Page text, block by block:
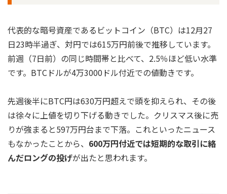
代表的な暗号資産であるビットコイン（BTC）は12月27
日23時半過ぎ、対円では615万円前後で推移しています。
前週（7日前）の同じ時間帯と比べて、2.5％ほど低い水準
です。BTCドルが4万3000ドル付近での値動きです。
先週後半にBTC円は630万円超えで頭を抑えられ、その後
は徐々に上値を切り下げる動きでした。クリスマス後に売
りが強まると597万円台まで下落。これといったニュース
もなかったことから、 600万円付近では短期的な取引に絡
んだロングの投げが出たと思われます。